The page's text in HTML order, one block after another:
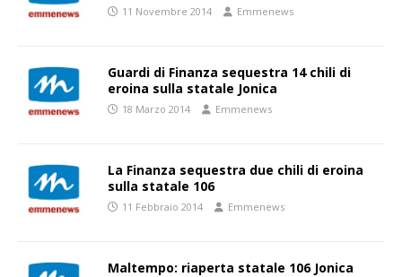
11 Novembre 2014 Emmenews
Guardi di Finanza sequestra 14 chili di
eroina sulla statale Jonica
18 Marzo 2014 Emmenews
La Finanza sequestra due chili di eroina
sulla statale 106
11 Febbraio 2014 Emmenews
Maltempo: riaperta statale 106 Jonica